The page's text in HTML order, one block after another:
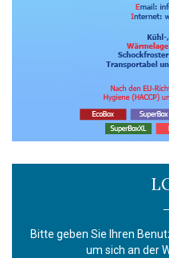
Bitte geben Sie Ihren
um sich an der